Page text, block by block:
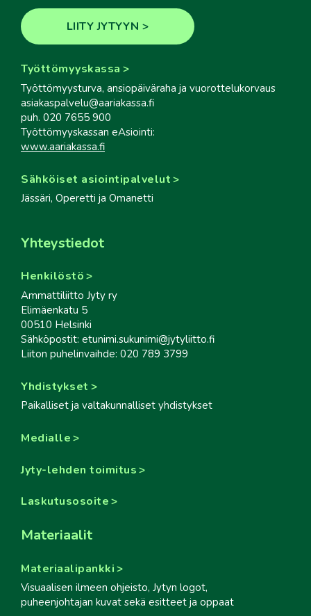
LIITY JYTYYN
Työttömyyskassa
Työttömyysturva, ansiopäiväraha ja vuorottelukorvaus
asiakaspalvelu@aariakassa.fi
puh. 020 7655 900
Työttömyyskassan eAsiointi:
www.aariakassa.fi
Sähköiset asiointipalvelut
Jässäri, Operetti ja Omanetti
Yhteystiedot
Henkilöstö
Ammattiliitto Jyty ry
Elimäenkatu 5
00510 Helsinki
Sähköpostit: etunimi.sukunimi@jytyliitto.fi
Liiton puhelinvaihde: 020 789 3799
Yhdistykset
Paikalliset ja valtakunnalliset yhdistykset
Medialle
Jyty-lehden toimitus
Laskutusosoite
Materiaalit
Materiaalipankki
Visuaalisen ilmeen ohjeisto, Jytyn logot,
puheenjohtajan kuvat sekä esitteet ja oppaat